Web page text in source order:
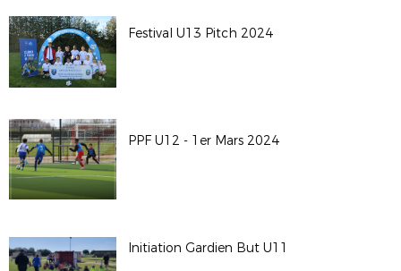
Festival U13 Pitch 2024
PPF U12 - 1er Mars 2024
Initiation Gardien But U11